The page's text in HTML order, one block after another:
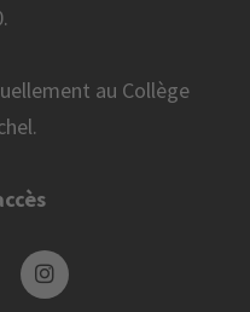
au Collège